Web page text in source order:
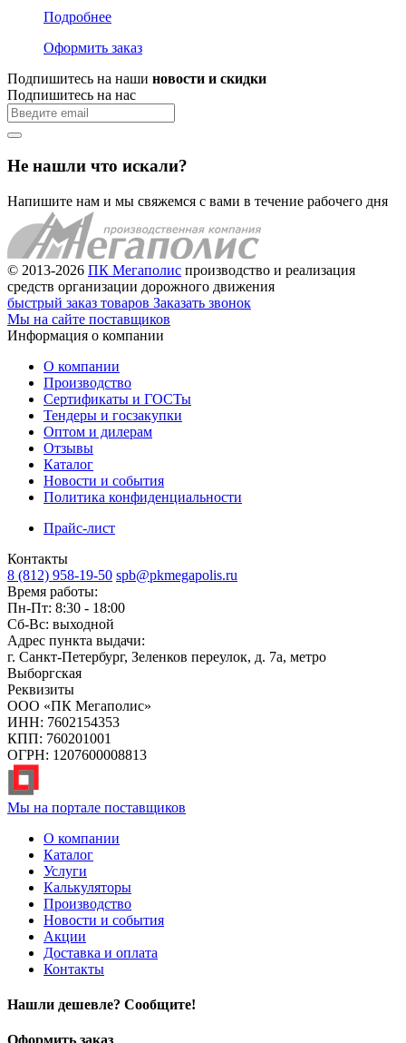
Подробнее
Оформить заказ
Подпишитесь на наши новости и скидки
Подпишитесь на нас
Не нашли что искали?
Напишите нам и мы свяжемся с вами в течение рабочего дня
© 2013-2026 ПК Мегаполис производство и реализация
средств организации дорожного движения
быстрый заказ товаров Заказать звонок
Мы на сайте поставщиков
Информация о компании
О компании
Производство
Сертификаты и ГОСТы
Тендеры и госзакупки
Оптом и дилерам
Отзывы
Каталог
Новости и события
Политика конфиденциальности
Прайс-лист
Контакты
8 (812) 958-19-50 spb@pkmegapolis.ru
Время работы:
Пн-Пт: 8:30 - 18:00
Сб-Вс: выходной
Адрес пункта выдачи:
г. Санкт-Петербург, Зеленков переулок, д. 7а, метро
Выборгская
Реквизиты
ООО «ПК Мегаполис»
ИНН: 7602154353
КПП: 760201001
ОГРН: 1207600008813
Мы на портале поставщиков
О компании
Каталог
Услуги
Калькуляторы
Производство
Новости и события
Акции
Доставка и оплата
Контакты
Нашли дешевле? Сообщите!